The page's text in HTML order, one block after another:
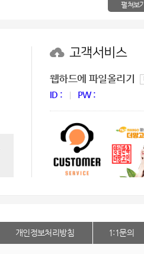
AP-100125
AP-100050
펼쳐보기
고객서비스
웹하드에 파일올리기
ID : PW :
개인정보처리방침 1:1문의